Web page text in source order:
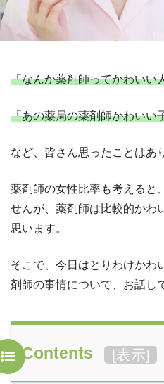
「なんか薬剤師ってかわいい
「あの薬局の薬剤師かわいい
など、皆さん思ったことはあ
薬剤師の女性比率も考えると
せんが、薬剤師は比較的かわ
思います。
そこで、今日はとりわけかわ
剤師の事情について、お話し
Contents [表示]